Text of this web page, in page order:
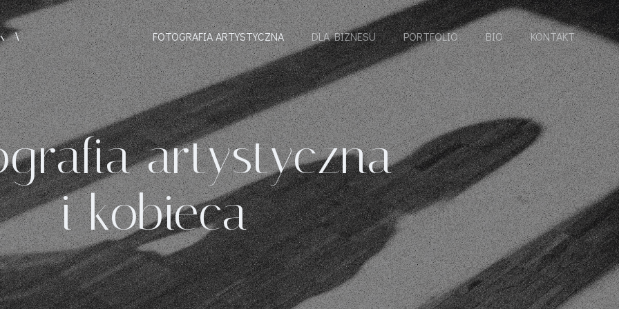
FOTOGRAFIA ARTYSTYCZNA DLA BIZNESU PORTFOLIO BIO KONTAKT
artystyczna
i kobieca